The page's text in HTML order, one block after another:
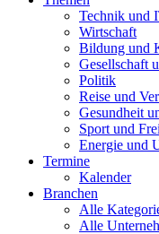
Technik und
Wirtschaft
Bildung und
Gesellschaft
Politik
Reise und
Gesundheit
Sport und
Energie und
Termine
Kalender
Branchen
Alle
Alle